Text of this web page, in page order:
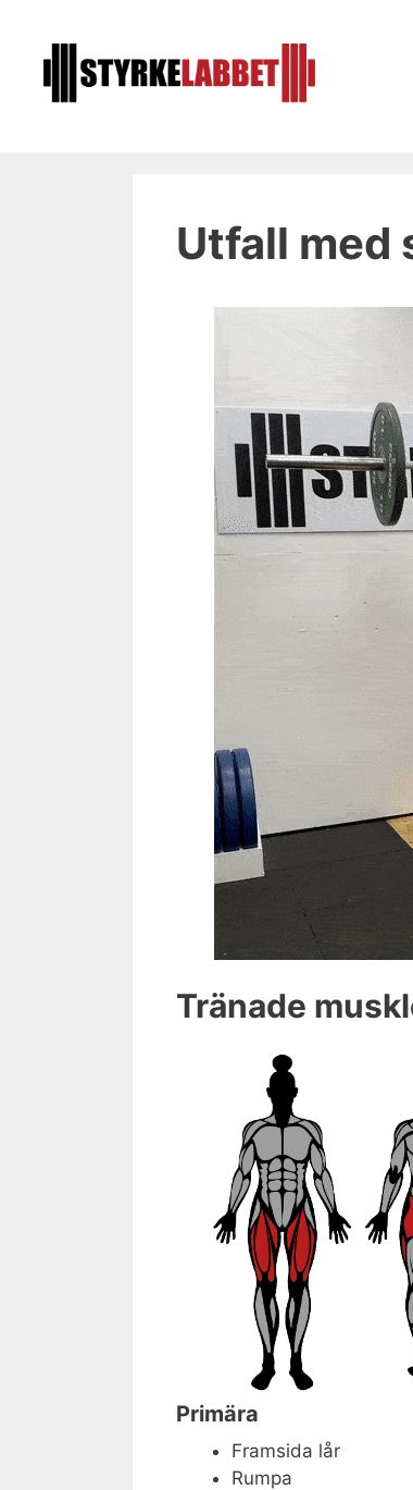
innehåll
Utfall med
Tränade
Primära
Framsida lår
Rumpa